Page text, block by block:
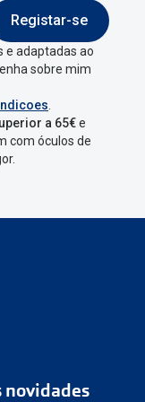
Registar-se
e adaptadas ao
sobre mim
a 65€e
com óculos de
novidades